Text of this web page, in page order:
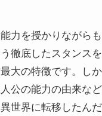
力を授かりながら
徹底したスタンス
大の特徴です。し
公の能力の由来な
世界に転移したん